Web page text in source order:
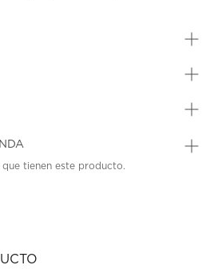
que tienen este producto.